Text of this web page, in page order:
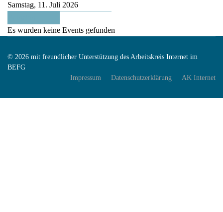
Samstag, 11. Juli 2026
Es wurden keine Events gefunden
© 2026 mit freundlicher Unterstützung des Arbeitskreis Internet im
BEFG
Impressum
Datenschutzerklärung AK Internet